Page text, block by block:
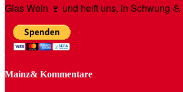
Glas Wein 🍷 und helft uns, in Schwung
Mainz& Kommentare